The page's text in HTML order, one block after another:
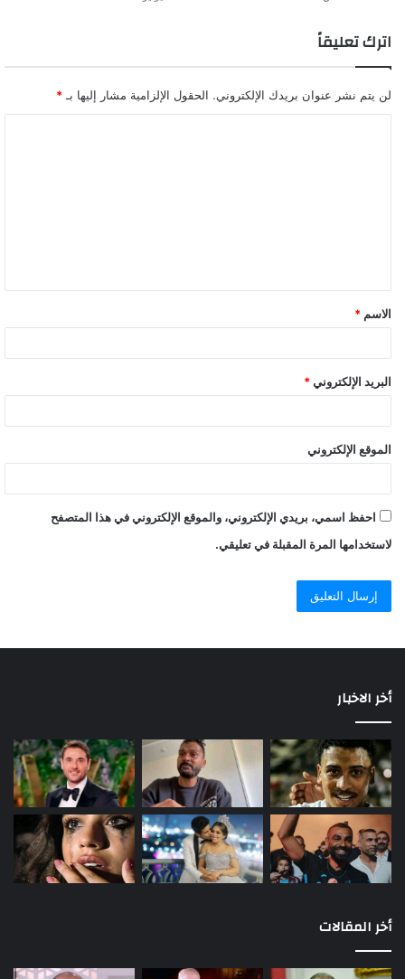
اترك تعليقاً
لن يتم نشر عنوان بريدك الإلكتروني. الحقول الإلزامية مشار إليها بـ *
الاسم *
البريد الإلكتروني *
الموقع الإلكتروني
احفظ اسمي، بريدي الإلكتروني، والموقع الإلكتروني في هذا المتصفح
لاستخدامها المرة المقبلة في تعليقي.
أخر الاخبار
أخر المقالات